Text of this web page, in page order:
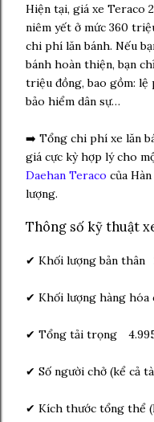
Hiện tại, giá xe Teraco
niêm yết ở mức 360
chi phí lăn bánh. Nếu
bánh hoàn thiện, bạn
triệu đồng, bao gồm: lệ
bảo hiểm dân sự…
➡️ Tổng chi phí xe lăn
giá cực kỳ hợp lý cho
Daehan Teraco của
lượng.
Thông số kỹ thuật
✔ Khối lượng bản thân
✔ Khối lượng hàng hóa
✔ Tổng tải trọng
✔ Số người chở (kể cả
✔ Kích thước tổng thể